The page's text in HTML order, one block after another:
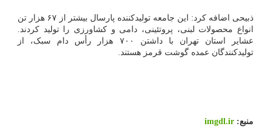
ذبیحی اضافه کرد: این جامعه تولیدکننده پارسال بیشتر از ۶۷ هزار تن
انواع محصولات لبنی، پروتئینی، دامی و کشاورزی را تولید کردند.
عشایر استان تهران با داشتن ۷۰۰ هزار رأس دام سبک، از
تولیدکنندگان عمده گوشت قرمز هستند.
منبع: imgdl.ir